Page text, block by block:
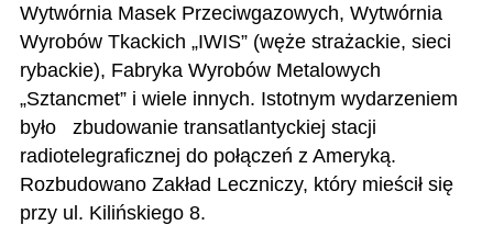
Wytwórnia Masek Przeciwgazowych, Wytwórnia
Wyrobów Tkackich „IWIS” (węże strażackie, sieci
rybackie), Fabryka Wyrobów Metalowych
„Sztancmet” i wiele innych. Istotnym wydarzeniem
było zbudowanie transatlantyckiej stacji
radiotelegraficznej do połączeń z Ameryką.
Rozbudowano Zakład Leczniczy, który mieścił się
przy ul. Kilińskiego 8.